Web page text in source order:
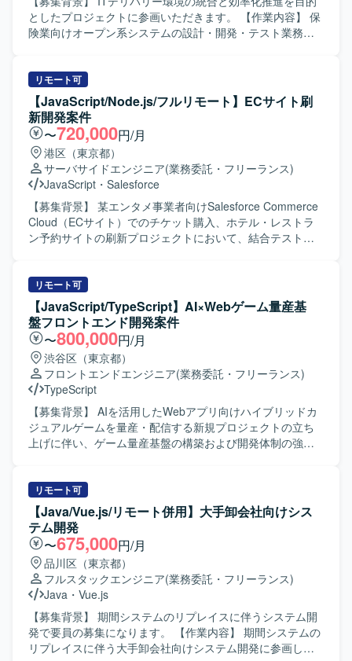
メンバーとのコミュニケーションを大切にしながら、Gitを
前提とした開発フローに順応できる方を歓迎いたします。
境です。 【ポジションの魅力】 Next.js/ReactとPHPを組み
合わせたWebシステム開発に継続的に関わることで、フロ
ントエンド・バックエンド双方のスキルを高めていただけ
ます。Dockerを用いたコンテナ開発環境での実務経験や、
AI駆動開発に関する知見を深められる点も特徴となりま
す。長期的な参画を通じて、仕様検討から実装・改善まで
一貫して携われる機会があります。 【開発環境】
Next.js/Reactを用いたWebフロントエンド開発環境と、
PHPベースのバックエンド開発環境となります。Gitを利用
したソースコード管理を行い、Dockerによるコンテナ化さ
れた開発環境で作業を進めていただきます。仕様駆動開発
としたプロジェクトに参画いただきます。 【作業内容】 保
険業向けオープン系システムの設計・開発・テスト業務を
ー環境の統合と効率化に向けたシステム開発に携わってい
ただきます。 【求める人物像】 アジャイルな開発スタイル
に柔軟に対応し、関係者と協調しながら主体的に開発を推
進していただける方を求めています。 【ポジションの魅
力】 保険業向けの大規模なオープン系システム開発に携わ
ることで、バックエンドからフロントエンドまで幅広い技
術スタックを活用しながら、ITデリバリー環境の統合や効
率化に貢献する経験を積むことができます。 【開発環境】
Java、Spring Boot、Node.js、JavaScript／TypeScript、
React、Angular、Next.js、Linux環境
リモート可
【JavaScript/Node.js/フルリモート】ECサイト刷
新開発案件
〜720,000円/月
港区（東京都）
サーバサイドエンジニア(業務委託・フリーランス)
JavaScript ・ Salesforce
【募集背景】 某エンタメ事業者向けSalesforce Commerce
Cloud（ECサイト）でのチケット購入、ホテル・レストラ
ン予約サイトの刷新プロジェクトにおいて、結合テストフ
向けに導入しているSalesforce Commerce Cloud（ECサイ
ト）内で、チケット購入、ホテル・レストラン予約サイト
の刷新対応を行っていただきます。現在は結合テストフェ
ーズで発生しているバグ改修が中心となり、設計書を読み
込み仕様を理解いただいた上で、改修箇所の調査・解析か
ら実装、テストまで一連の工程を担当していただきます。
開発はNode.js上でJavaScriptを使用して実施します。 【求
める人物像】 設計書から仕様を素早く理解し、自ら課題を
発見して主体的に動ける方を求めています。フットワーク
軽く、関係者と能動的にコミュニケーションをとりなが
ら、バグ改修や機能改善を着実に進めていただける方が望
レストラン予約など多様な機能に関わることができます。
結合テストフェーズにおけるバグ改修を通じて、既存機能
の理解や改修スキルを高めつつ、Node.js上でのJavaScript
開発経験をさらに積むことができます。 【開発環境】
Salesforce Commerce Cloudを基盤としたECサイトにおい
て、Node.js上でJavaScriptを用いた開発を行います。
リモート可
【JavaScript/TypeScript】AI×Webゲーム量産基
盤フロントエンド開発案件
〜800,000円/月
渋谷区（東京都）
フロントエンドエンジニア(業務委託・フリーランス)
TypeScript
【募集背景】 AIを活用したWebアプリ向けハイブリッドカ
ジュアルゲームを量産・配信する新規プロジェクトの立ち
上げに伴い、ゲーム量産基盤の構築および開発体制の強化
基盤の構築をご担当いただきます。AIコーディングツール
を前提とした新しい開発スタイルを取り入れながら、機能
要求を満たすシステムの設計・開発に加え、ゲーム量産を
支える共通基盤の設計・実装に携わっていただきます。ま
た、ご自身で企画・設計したゲームを実際に開発し、両ス
トアへ配信していただくことも可能なポジションです。
【求める人物像】 技術への高い興味関心があり自発的にキ
ャッチアップできる方、自発的にコミュニケーションを取
りプロジェクトを進められる方、常により良いモノづくり
を追求できる方を求めております。 【ポジションの魅力】
開発基盤の構築に携わりながらご自身でもゲーム開発を担
リモート可
【Java/Vue.js/リモート併用】大手卸会社向けシス
テム開発
〜675,000円/月
品川区（東京都）
フルスタックエンジニア(業務委託・フリーランス)
Java ・ Vue.js
【募集背景】 期間システムのリプレイスに伴うシステム開
発で要員の募集になります。 【作業内容】 期間システムの
リプレイスに伴う大手卸会社向けシステム開発に参画し、